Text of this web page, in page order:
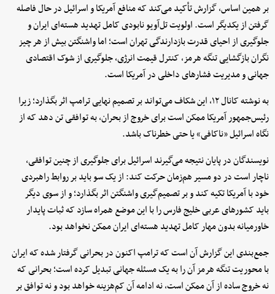
بر همین اساس، گزارش تأکید می‌کند که منافع آمریکا و اسرائیل در حال فاصله
گرفتن از یکدیگر است. اولویت تل‌آویو نابودی کامل تهدید هسته‌ای ایران و
جلوگیری از احیای قدرت بازدارندگی تهران است؛ اما واشنگتن بیش از هر چیز
نگران بازگشایی تنگه هرمز، کنترل قیمت انرژی، جلوگیری از شوک اقتصادی
جهانی و مدیریت فشارهای داخلی در آمریکا است.
به نوشته کانال ۱۲، این شکاف می‌تواند بر تصمیم نهایی ترامپ اثر بگذارد؛ زیرا
رئیس‌جمهور آمریکا ممکن است برای خروج از بحران، به توافقی تن دهد که از
نگاه اسرائیل «ناکافی» یا حتی خطرناک باشد.
نویسندگان در پایان نتیجه می‌گیرند اسرائیل برای جلوگیری از چنین توافقی،
ناچار است در دو مسیر هم‌زمان حرکت کند: از یک سو باید بر روابط راهبردی
خود با آمریکا تکیه کند و بر تصمیم‌گیری واشنگتن اثر بگذارد؛ و از سوی دیگر
باید کشورهای عربی خلیج فارس را با این موضع همراه سازد که ثبات پایدار
خاورمیانه بدون مهار کامل تهدید هسته‌ای ایران ممکن نخواهد بود.
جمع‌بندی این گزارش آن است که ترامپ اکنون در بحرانی گرفتار شده که ایران
با محوریت تنگه هرمز آن را به یک مسئله جهانی تبدیل کرده است؛ بحرانی که
نه خروج ساده از آن ممکن است، نه ادامه آن کم‌هزینه خواهد بود و نه توافق بر